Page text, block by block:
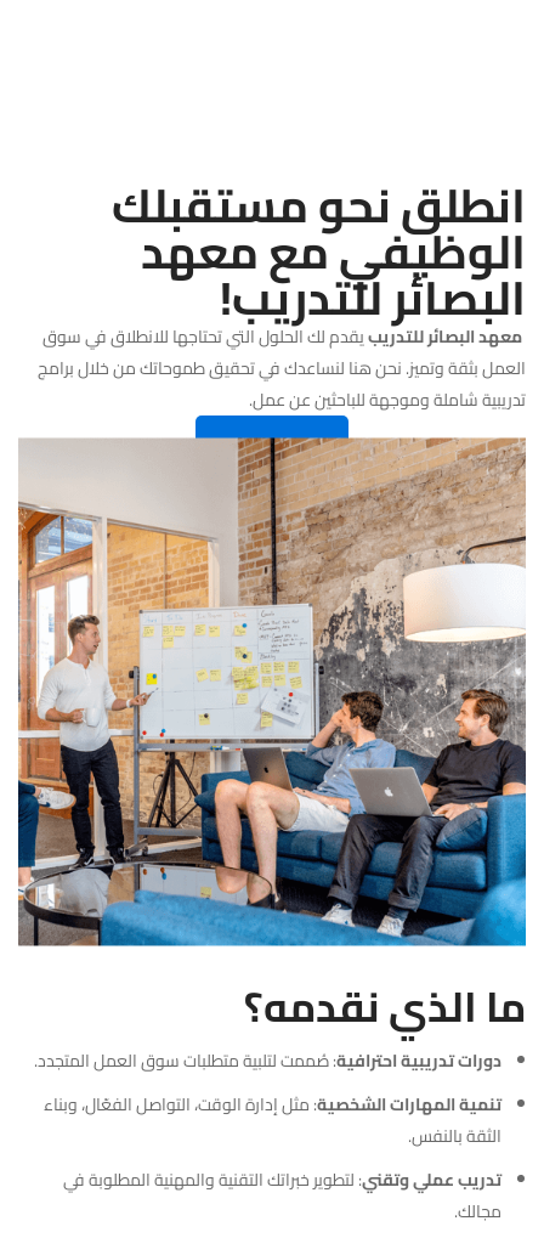
انطلق نحو مستقبلك
الوظيفي مع معهد
البصائر للتدريب!
معهد البصائر للتدريبيقدم لك الحلول التي تحتاجها للانطلاق في سوق
العمل بثقة وتميز. نحن هنا لنساعدك في تحقيق طموحاتك من خلال برامج
تدريبية شاملة وموجهة للباحثين عن عمل.
سجل الان
ما الذي نقدمه؟
دورات تدريبية احترافية: صُممت لتلبية متطلبات سوق العمل المتجدد.
تنمية المهارات الشخصية: مثل إدارة الوقت، التواصل الفعّال، وبناء
الثقة بالنفس.
تدريب عملي وتقني: لتطوير خبراتك التقنية والمهنية المطلوبة في
مجالك.